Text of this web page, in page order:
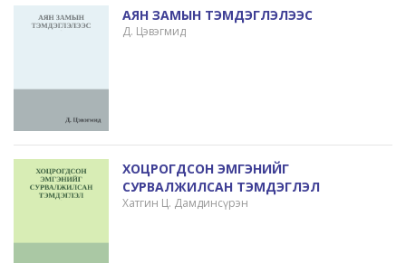
АЯН ЗАМЫН ТЭМДЭГЛЭЛЭЭС
Д. Цэвэгмид
ХОЦРОГДСОН ЭМГЭНИЙГ
СУРВАЛЖИЛСАН ТЭМДЭГЛЭЛ
Хатгин Ц. Дамдинсүрэн